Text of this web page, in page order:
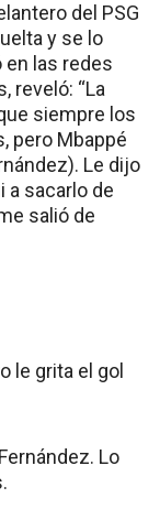
del PSG
y se lo
en las redes
reveló: “La
siempre los
pero Mbappé
Le dijo
a sacarlo de
salió de
le grita el gol
Lo